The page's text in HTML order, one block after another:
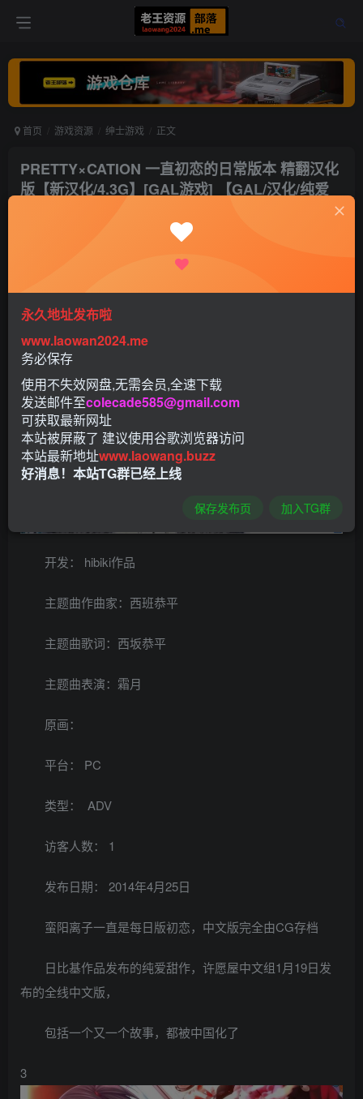
首页 游戏资源 绅士游戏 正文
PRETTY×CATION 一直初恋的日常版本 精翻汉化
版【新汉化/4.3G】[GAL游戏] 【GAL/汉化/纯爱
开发： hibiki作品
主题曲作曲家：西班恭平
主题曲歌词：西坂恭平
主题曲表演：霜月
原画：
平台： PC
类型： ADV
访客人数： 1
发布日期： 2014年4月25日
蛮阳离子一直是每日版初恋，中文版完全由CG存档
日比基作品发布的纯爱甜作，许愿屋中文组1月19日发
布的全线中文版，
包括一个又一个故事，都被中国化了
3
永久地址发布啦
www.laowan2024.me
务必保存
使用不失效网盘,无需会员,全速下载
发送邮件至colecade585@gmail.com
可获取最新网址
本站被屏蔽了 建议使用谷歌浏览器访问
本站最新地址www.laowang.buzz
好消息！本站TG群已经上线
保存发布页 加入TG群